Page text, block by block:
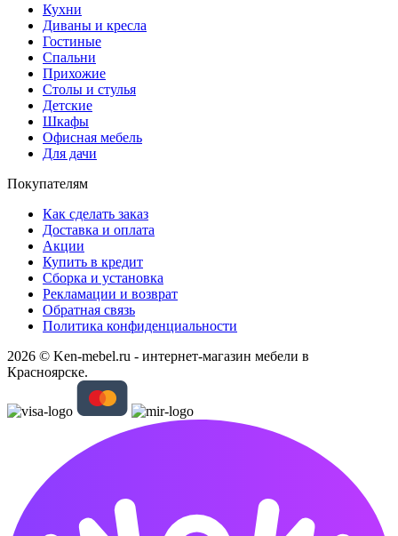
Кухни
Диваны и кресла
Гостиные
Спальни
Прихожие
Столы и стулья
Детские
Шкафы
Офисная мебель
Для дачи
Покупателям
Как сделать заказ
Доставка и оплата
Акции
Купить в кредит
Сборка и установка
Рекламации и возврат
Обратная связь
Политика конфиденциальности
2026 © Ken-mebel.ru - интернет-магазин мебели в
Красноярске.